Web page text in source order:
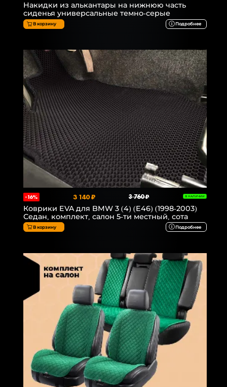
Накидки из алькантары на нижнюю часть
сиденья универсальные темно-серые
В корзину Подробнее
-16% 3 140 ₽ 3 760 ₽ В НАЛИЧИИ
Коврики EVA для BMW 3 (4) (E46) (1998-2003)
Седан, комплект, салон 5-ти местный, сота
В корзину Подробнее